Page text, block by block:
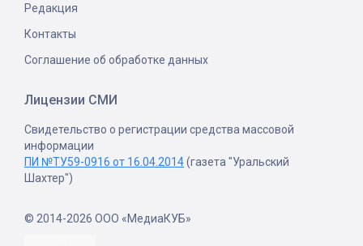
Редакция
Контакты
Соглашение об обработке данных
Лицензии СМИ
Свидетельство о регистрации средства массовой
информации
ПИ №ТУ59-0916 от 16.04.2014(газета "Уральский
Шахтер")
© 2014-2026 ООО «МедиаКУБ»